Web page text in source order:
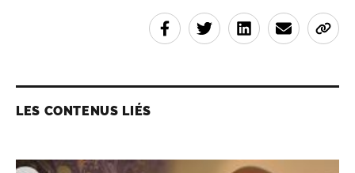
LES CONTENUS LIÉS